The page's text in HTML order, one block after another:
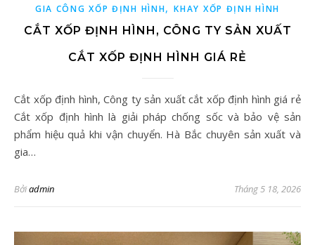
GIA CÔNG XỐP ĐỊNH HÌNH,KHAY XỐP ĐỊNH HÌNH
CẮT XỐP ĐỊNH HÌNH, CÔNG TY SẢN XUẤT
CẮT XỐP ĐỊNH HÌNH GIÁ RẺ
Cắt xốp định hình, Công ty sản xuất cắt xốp định hình giá rẻ
Cắt xốp định hình là giải pháp chống sốc và bảo vệ sản
phẩm hiệu quả khi vận chuyển. Hà Bắc chuyên sản xuất và
gia…
Bởiadmin Tháng 5 18, 2026